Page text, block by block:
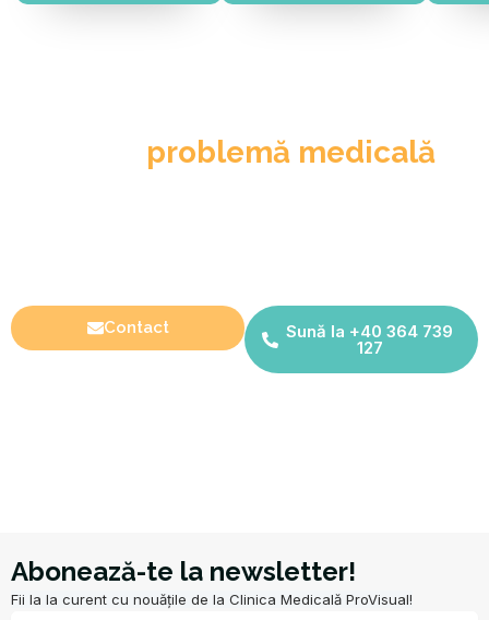
problemă medicală
Contact Sună la +40 364 739
127
Abonează-te la newsletter!
Fii la la curent cu nouățile de la Clinica Medicală ProVisual!